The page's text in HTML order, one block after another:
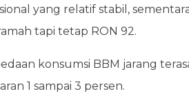
yang relatif stabil,
tapi tetap RON 92.
konsumsi BBM jarang
1 sampai 3 persen.